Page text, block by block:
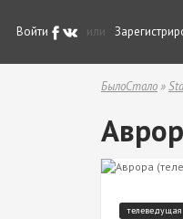
Войти или
БылоСтало »
телеведущая